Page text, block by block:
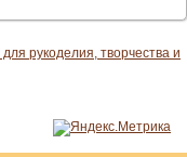
рукоделия, творчества и